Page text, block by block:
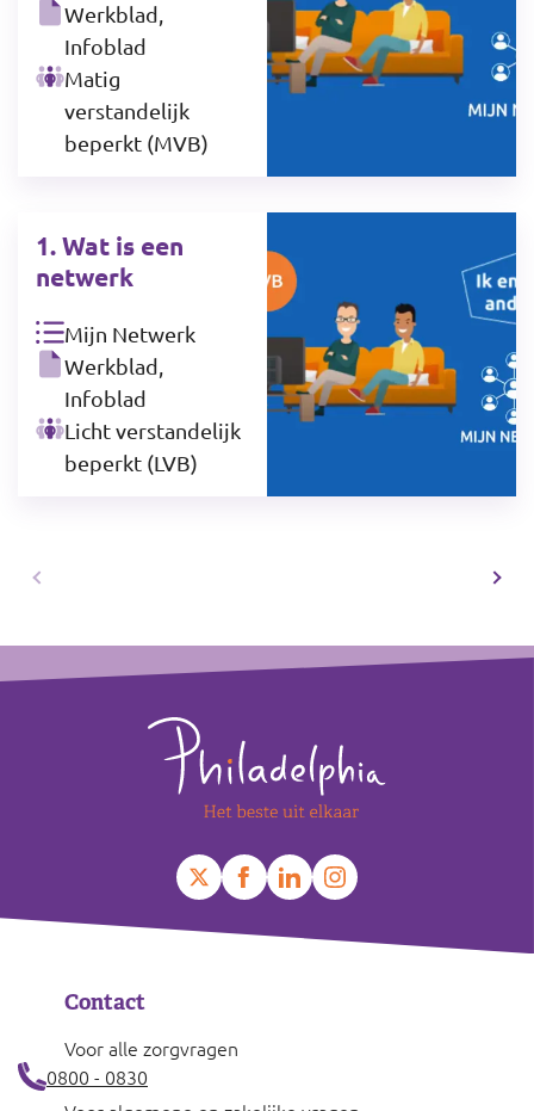
Werkblad,
Infoblad
Matig
verstandelijk
beperkt (MVB)
1. Wat is een
netwerk
Mijn Netwerk
Werkblad,
Infoblad
Licht verstandelijk
beperkt (LVB)
Contact
Voor alle zorgvragen
0800 - 0830